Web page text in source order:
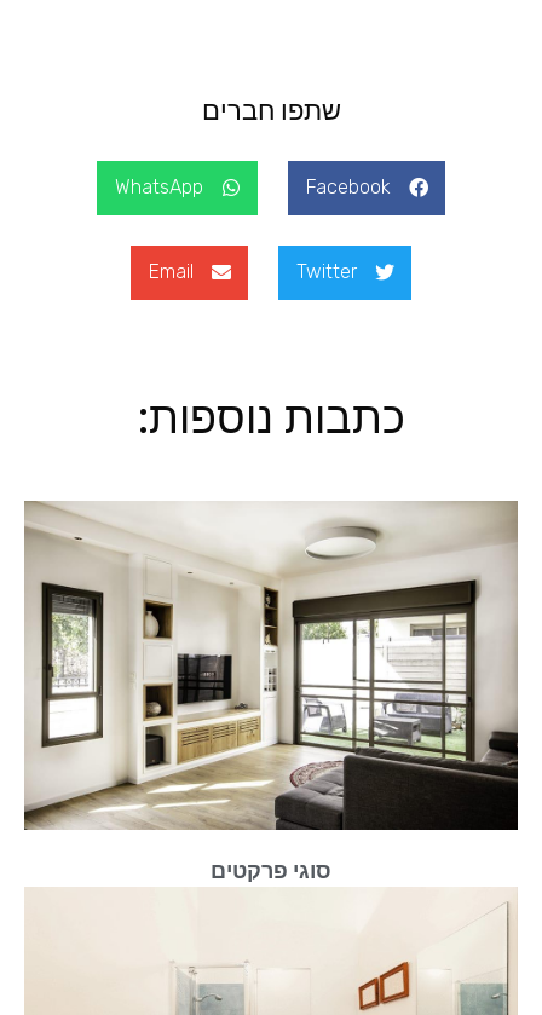
שתפו חברים
Facebook
WhatsApp
Twitter
Email
כתבות נוספות:
סוגי פרקטים